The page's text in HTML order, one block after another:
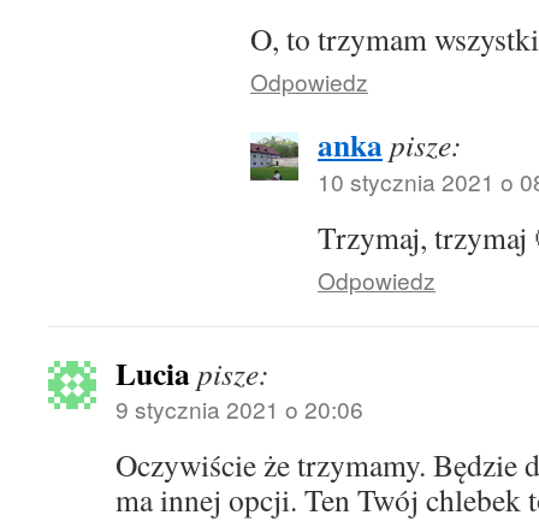
O, to trzymam
Odpowiedz
ankapisze:
10 stycznia 2021 o
Trzymaj, trzymaj
Odpowiedz
Luciapisze:
9 stycznia 2021 o 20:06
Oczywiście że trzymamy. Będzie
ma innej opcji. Ten Twój chlebek